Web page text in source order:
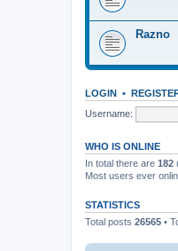
Razno
LOGIN •
Username:
WHO IS ONLINE
In total there are 182
Most users ever
STATISTICS
Total posts 26565 •